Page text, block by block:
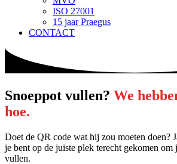
ISO 27001
15 jaar Praegus
CONTACT
Snoeppot vullen? We
hoe.
Doet de QR code wat hij zou moeten doen?
je bent op de juiste plek terecht gekomen om
vullen.